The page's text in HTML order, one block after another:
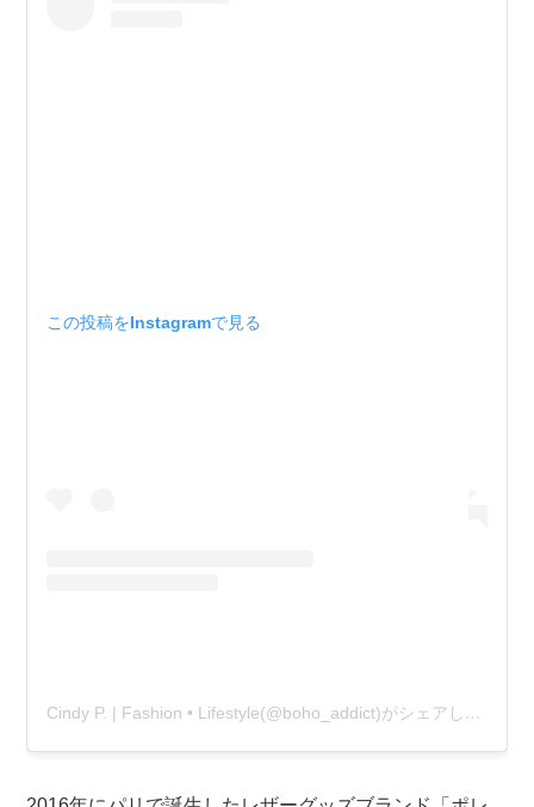
この投稿をInstagramで見る
Cindy P. | Fashion • Lifestyle(@boho_addict)がシェアした投稿